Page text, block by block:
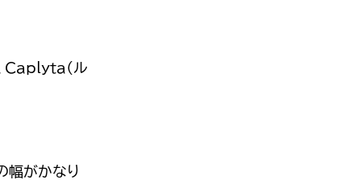
Caplyta（ル
幅がかなり